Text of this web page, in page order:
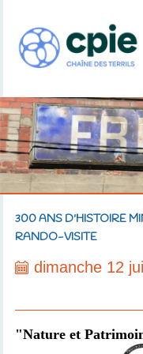
300 ANS D'HISTOIRE
RANDO-VISITE
dimanche 12
"Nature et